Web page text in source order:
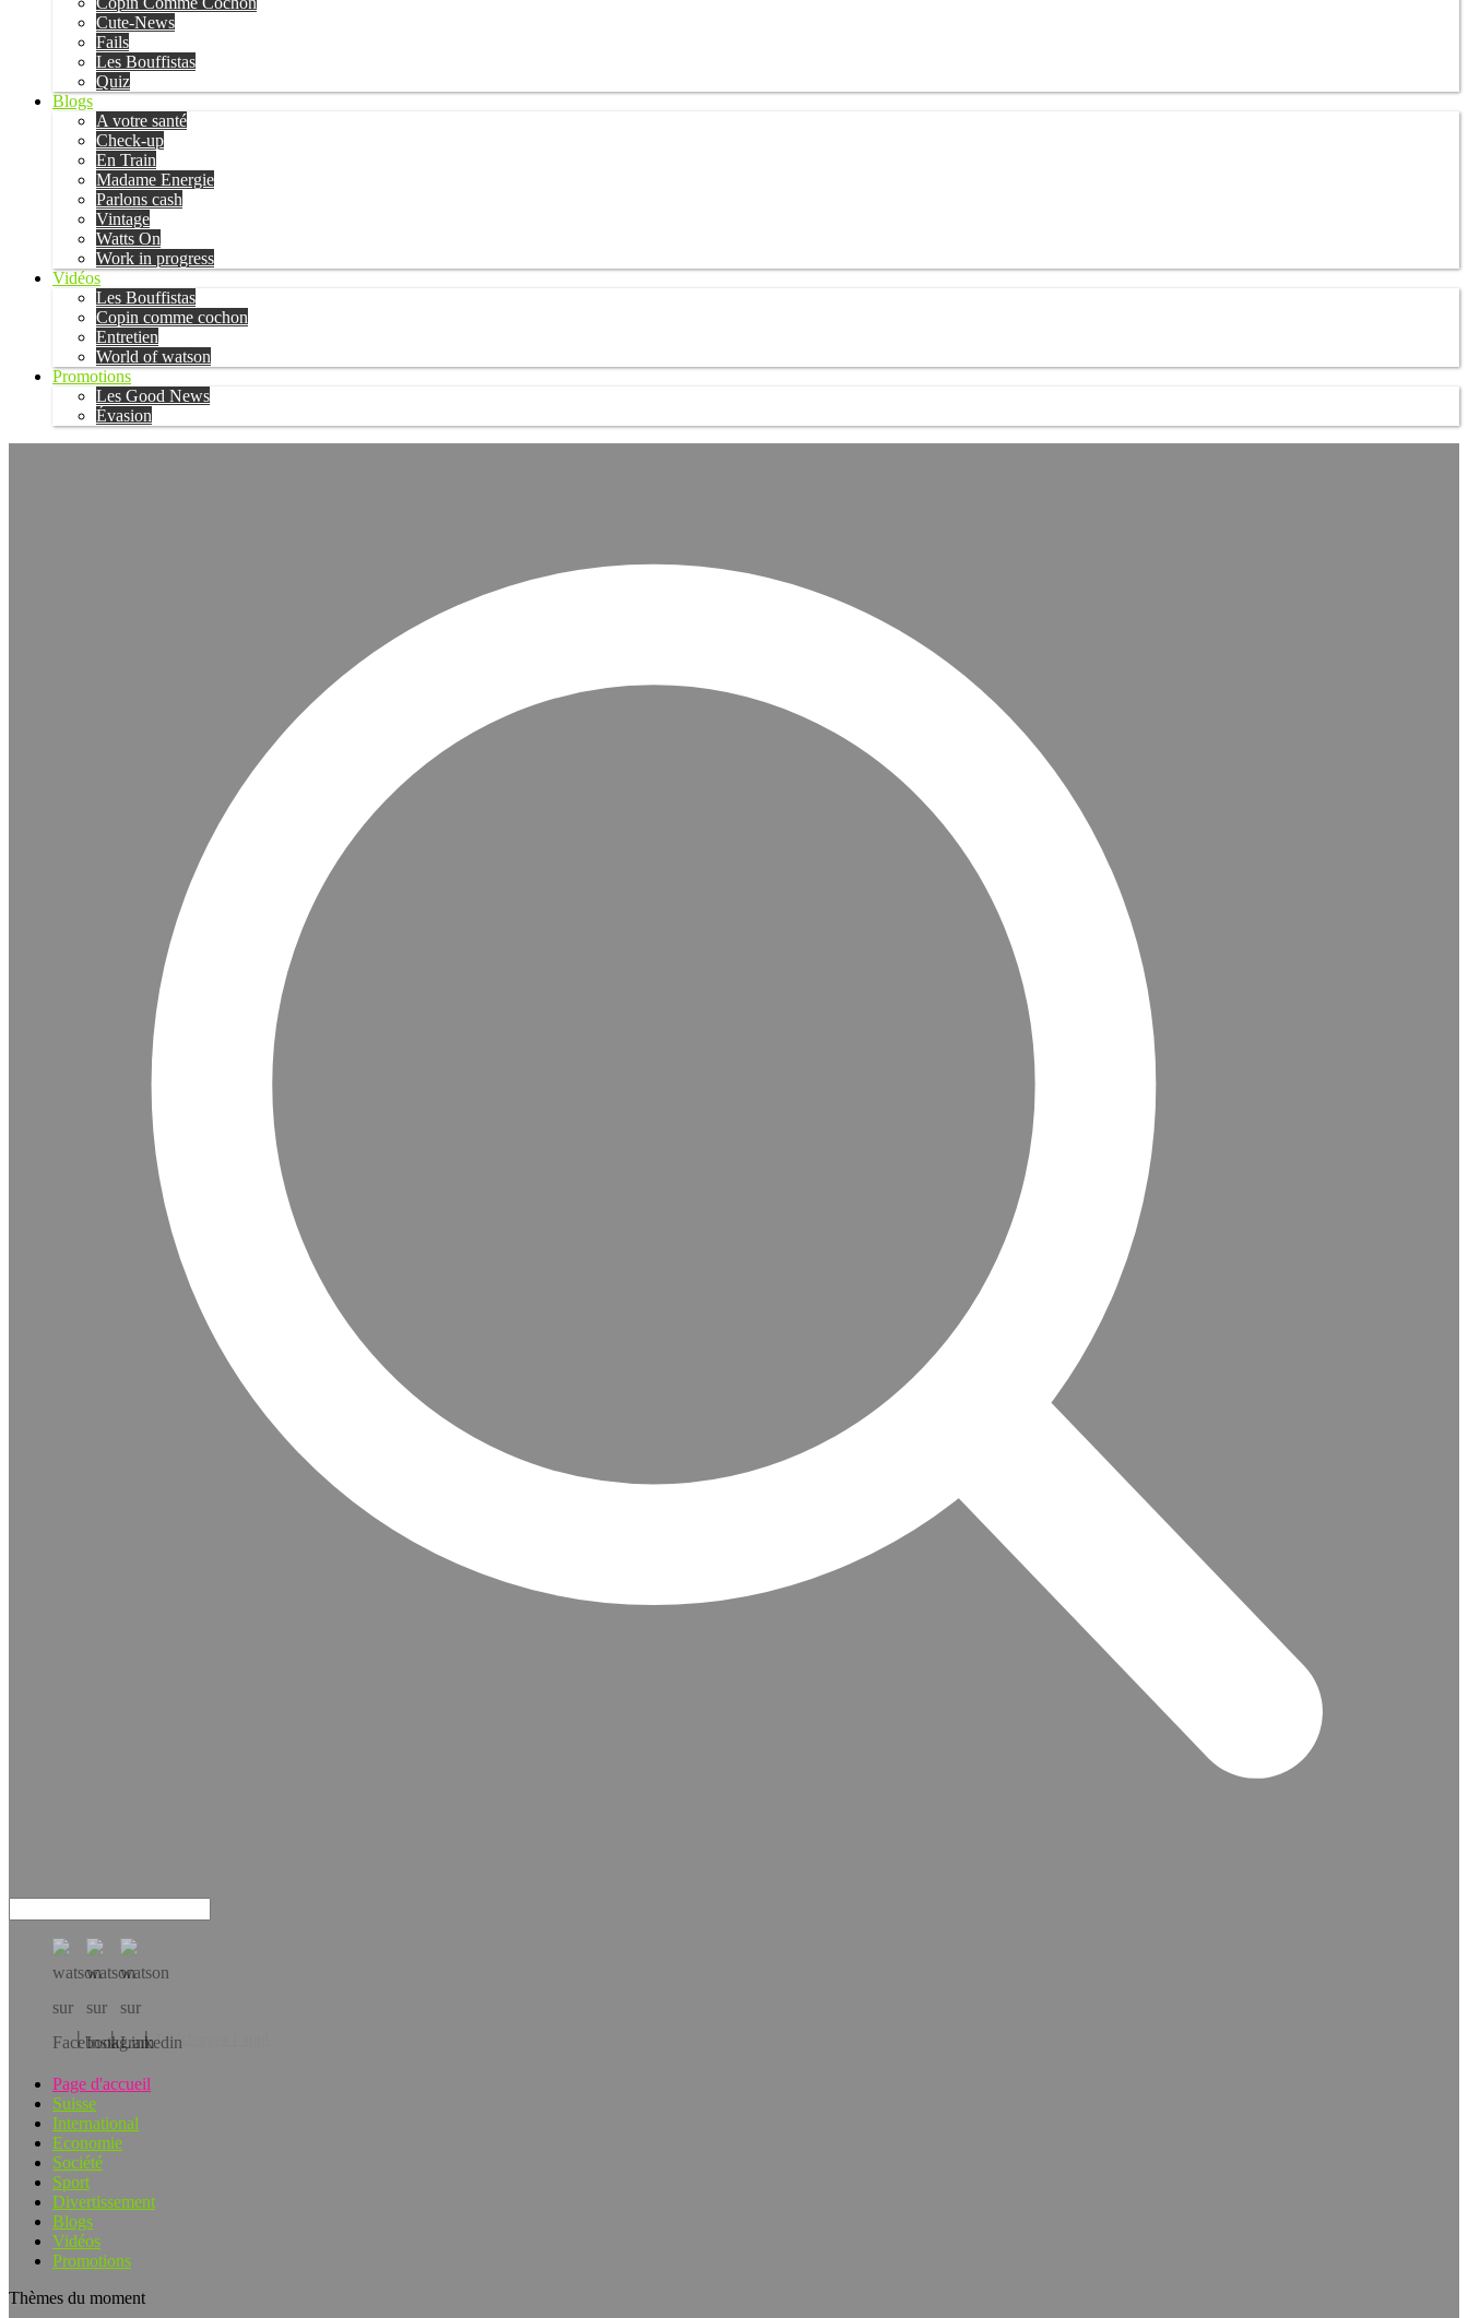
Cute-News
Fails
Les Bouffistas
Quiz
Blogs
A votre santé
Check-up
En Train
Madame Energie
Parlons cash
Vintage
Watts On
Work in progress
Vidéos
Les Bouffistas
Copin comme cochon
Entretien
World of watson
Promotions
Les Good News
Évasion
Téléchargez l’app!
Page d'accueil
Suisse
International
Economie
Société
Sport
Divertissement
Blogs
Vidéos
Promotions
Thèmes du moment